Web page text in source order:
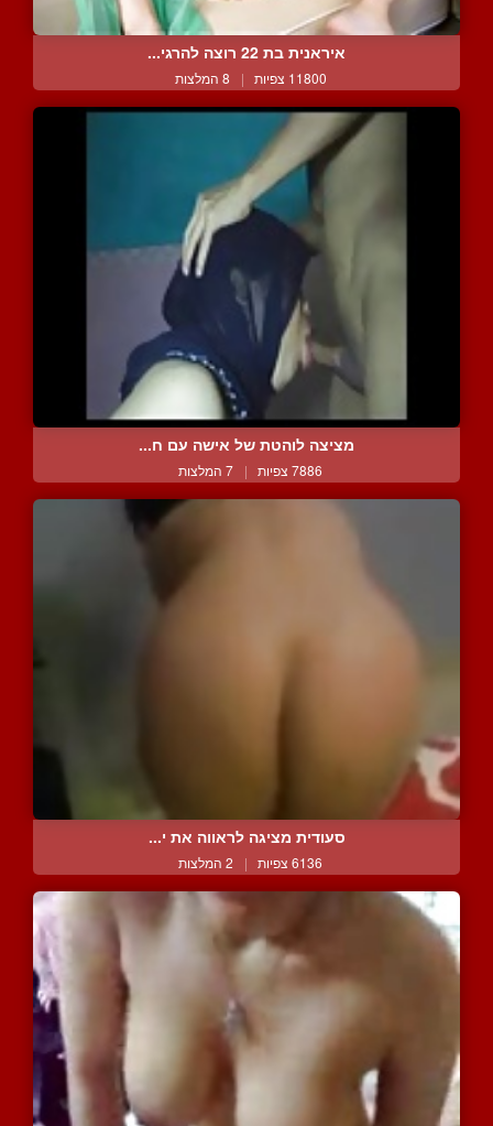
איראנית בת 22 רוצה להרגי...
11800 צפיות | 8 המלצות
מציצה לוהטת של אישה עם ח...
7886 צפיות | 7 המלצות
סעודית מציגה לראווה את י...
6136 צפיות | 2 המלצות